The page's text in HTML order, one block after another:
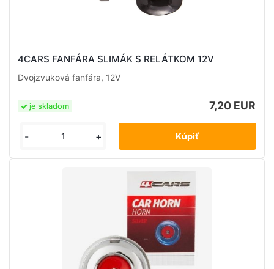
4CARS FANFÁRA SLIMÁK S RELÁTKOM 12V
Dvojzvuková fanfára, 12V
7,20 EUR
je skladom
- +